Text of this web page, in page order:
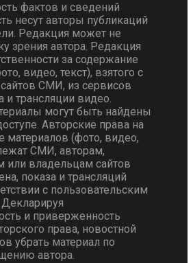
фактов и сведений
несут авторы публикаций
Редакция может не
зрения автора. Редакция
за содержание
видео, текст), взятого с
СМИ, из сервисов
и трансляции видео.
могут быть найдены
Авторские права на
материалов (фото, видео,
СМИ, авторам,
или владельцам сайтов
показа и трансляций
с пользовательским
и приверженность
права, новостной
убрать материал по
автора.